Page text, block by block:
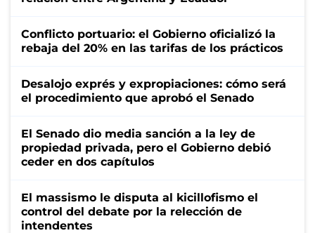
Conflicto portuario: el Gobierno oficializó la
rebaja del 20% en las tarifas de los prácticos
Desalojo exprés y expropiaciones: cómo será
el procedimiento que aprobó el Senado
El Senado dio media sanción a la ley de
propiedad privada, pero el Gobierno debió
ceder en dos capítulos
El massismo le disputa al kicillofismo el
control del debate por la relección de
intendentes